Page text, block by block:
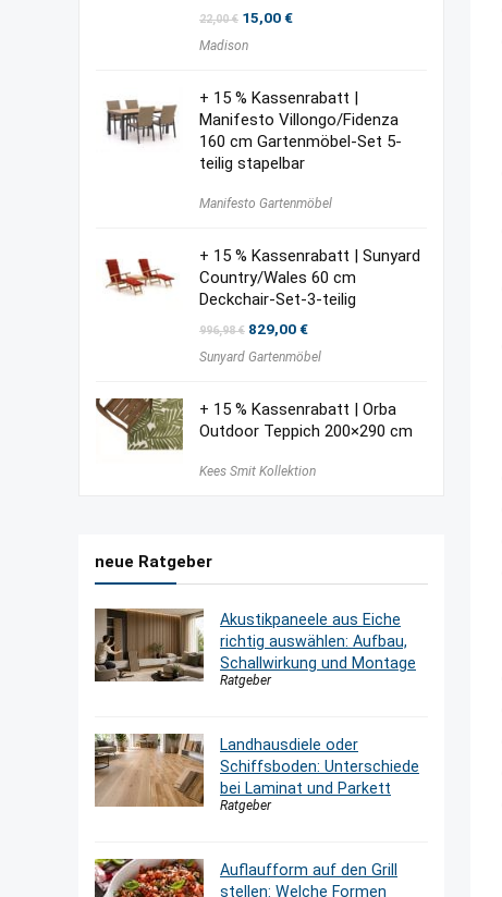
22,00€ Ursprünglicher
war:
15,00€Aktueller
Madison
+ 15 % Kassenrabatt |
Manifesto Villongo/Fidenza
160 cm Gartenmöbel-Set 5-
teilig stapelbar
Manifesto Gartenmöbel
+ 15 % Kassenrabatt | Sunyard
Country/Wales 60 cm
Deckchair-Set-3-teilig
996,98€ Ursprünglicher
war:
829,00€Aktueller
ist:
Sunyard Gartenmöbel
+ 15 % Kassenrabatt | Orba
Outdoor Teppich 200×290 cm
Kees Smit Kollektion
neue Ratgeber
Akustikpaneele aus Eiche
richtig auswählen: Aufbau,
Schallwirkung und Montage
Ratgeber
Landhausdiele oder
Schiffsboden: Unterschiede
bei Laminat und Parkett
Ratgeber
Auflaufform auf den Grill
stellen: Welche Formen